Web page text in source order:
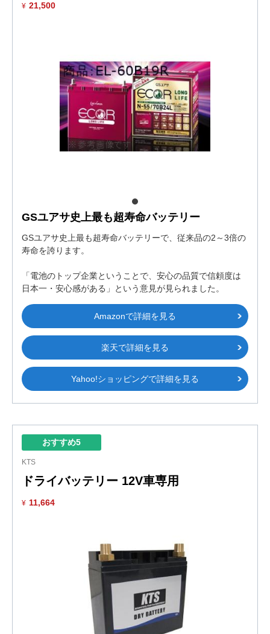
¥ 21,500
GSユアサ史上最も超寿命バッテリー
GSユアサ史上最も超寿命バッテリーで、従来品の2～3倍の
寿命を誇ります。
「電池のトップ企業ということで、安心の品質で信頼度は
日本一・安心感がある」という意見が見られました。
Amazonで詳細を見る
楽天で詳細を見る
Yahoo!ショッピングで詳細を見る
おすすめ5
KTS
ドライバッテリー 12V車専用
¥ 11,664